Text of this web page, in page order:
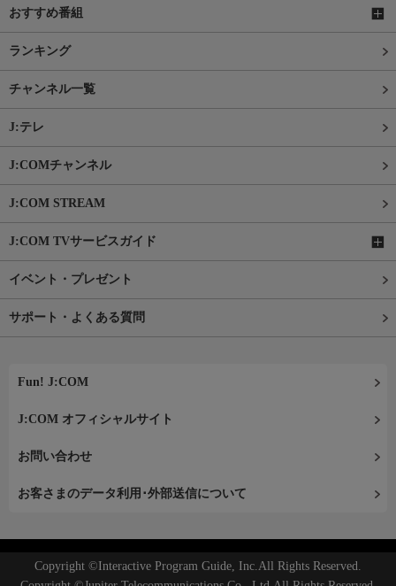
おすすめ番組
ランキング
チャンネル一覧
J:テレ
J:COMチャンネル
J:COM STREAM
J:COM TVサービスガイド
イベント・プレゼント
サポート・よくある質問
Fun! J:COM
J:COM オフィシャルサイト
お問い合わせ
お客さまのデータ利用･外部送信について
Copyright ©Interactive Program Guide, Inc.All Rights Reserved.